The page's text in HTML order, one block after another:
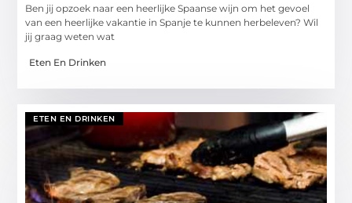
Ben jij opzoek naar een heerlijke Spaanse wijn om het gevoel
van een heerlijke vakantie in Spanje te kunnen herbeleven? Wil
jij graag weten wat
Eten En Drinken
ETEN EN DRINKEN